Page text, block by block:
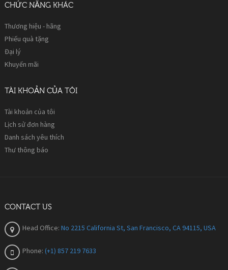
CHỨC NĂNG KHÁC
Thương hiệu - hãng
Phiếu quà tặng
Đại lý
Khuyến mãi
TÀI KHOẢN CỦA TÔI
Tài khoản của tôi
Lịch sử đơn hàng
Danh sách yêu thích
Thư thông báo
CONTACT US
Head Office: No 2215 California St, San Francisco, CA 94115, USA
Phone: (+1) 857 219 7633